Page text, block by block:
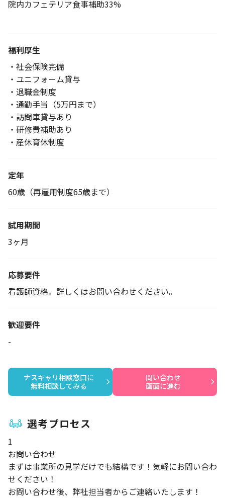
院内カフェテリア食事補助33%
福利厚生
・社会保険完備
・ユニフォーム貸与
・退職金制度
・通勤手当（5万円まで）
・訪問車貸与あり
・研修費補助あり
・産休育休制度
定年
60歳（再雇用制度65歳まで）
試用期間
3ヶ月
応募要件
看護師資格。詳しくはお問い合わせください。
歓迎要件
-
ナスキャリ相談窓口に
無料相談してみる
問い合わせ
画面に進む
選考プロセス
1
お問い合わせ
まずは事業所の見学だけでも結構です！気軽にお問い合わ
せください！
お問い合わせ後、弊社担当者からご連絡いたします！